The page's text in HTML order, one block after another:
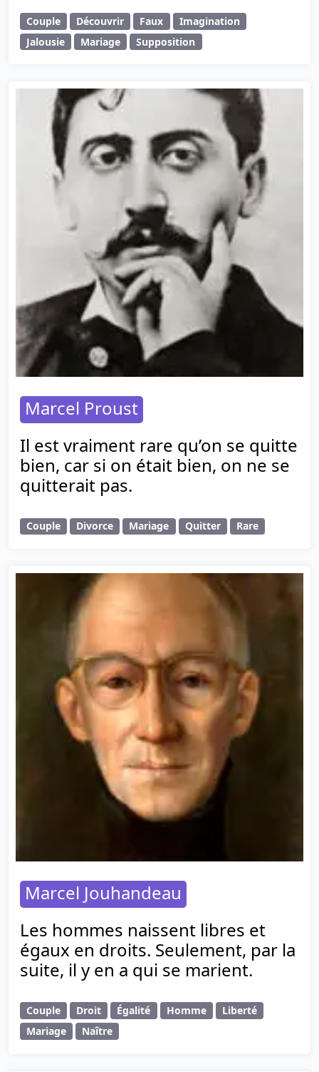
Couple Découvrir Faux
Imagination
Jalousie
Mariage Supposition
Marcel Proust
Il est vraiment rare qu’on se quitte
bien, car si on était bien, on ne se
quitterait pas.
Couple Divorce Mariage Quitter Rare
Marcel Jouhandeau
Les hommes naissent libres et
égaux en droits. Seulement, par la
suite, il y en a qui se marient.
Couple Droit Égalité Homme
Liberté
Mariage
Naître